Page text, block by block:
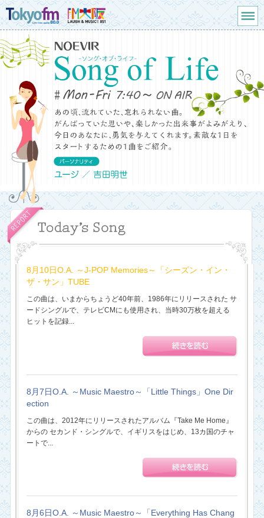
8月10日O.A. ～J-POP Memories～「シーズン・イン・
ザ・サン」TUBE
この曲は、いまからちょうど40年前、1986年にリリースされた サ
ードシングルで、テレビCMにも使用され、当時30万枚を超える
ヒットを記録...
8月7日O.A. ～Music Maestro～「Little Things」One Dir
ection
この曲は、2012年にリリースされたアルバム『Take Me Home』
からの セカンド・シングルで、イギリスをはじめ、13カ国のチャ
ートで...
8月6日O.A. ～Music Maestro～「Everything Has Chang